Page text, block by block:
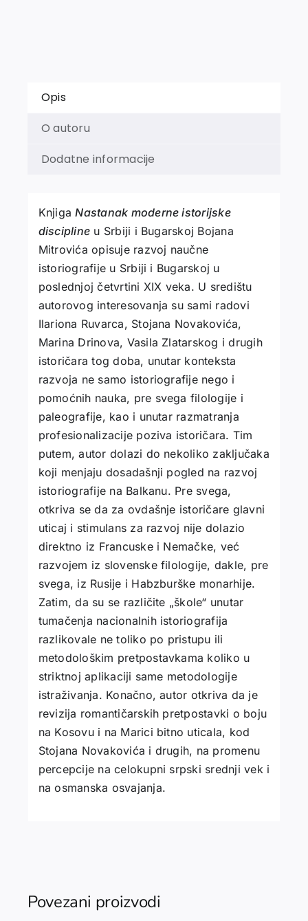
Opis
O autoru
Dodatne informacije
KnjigaNastanak moderne istorijske
discipline u Srbiji i Bugarskoj Bojana
Mitrovića opisuje razvoj naučne
istoriografije u Srbiji i Bugarskoj u
poslednjoj četvrtini XIX veka. U središtu
autorovog interesovanja su sami radovi
Ilariona Ruvarca, Stojana Novakovića,
Marina Drinova, Vasila Zlatarskog i drugih
istoričara tog doba, unutar konteksta
razvoja ne samo istoriografije nego i
pomoćnih nauka, pre svega filologije i
paleografije, kao i unutar razmatranja
profesionalizacije poziva istoričara. Tim
putem, autor dolazi do nekoliko zaključaka
koji menjaju dosadašnji pogled na razvoj
istoriografije na Balkanu. Pre svega,
otkriva se da za ovdašnje istoričare glavni
uticaj i stimulans za razvoj nije dolazio
direktno iz Francuske i Nemačke, već
razvojem iz slovenske filologije, dakle, pre
svega, iz Rusije i Habzburške monarhije.
Zatim, da su se različite „škole“ unutar
tumačenja nacionalnih istoriografija
razlikovale ne toliko po pristupu ili
metodološkim pretpostavkama koliko u
striktnoj aplikaciji same metodologije
istraživanja. Konačno, autor otkriva da je
revizija romantičarskih pretpostavki o boju
na Kosovu i na Marici bitno uticala, kod
Stojana Novakovića i drugih, na promenu
percepcije na celokupni srpski srednji vek i
na osmanska osvajanja.
Povezani proizvodi